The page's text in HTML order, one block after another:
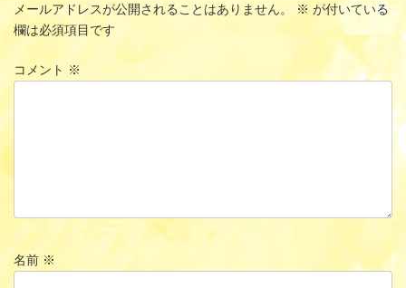
メールアドレスが公開されることはありません。 ※ が付いている
欄は必須項目です
コメント ※
名前 ※